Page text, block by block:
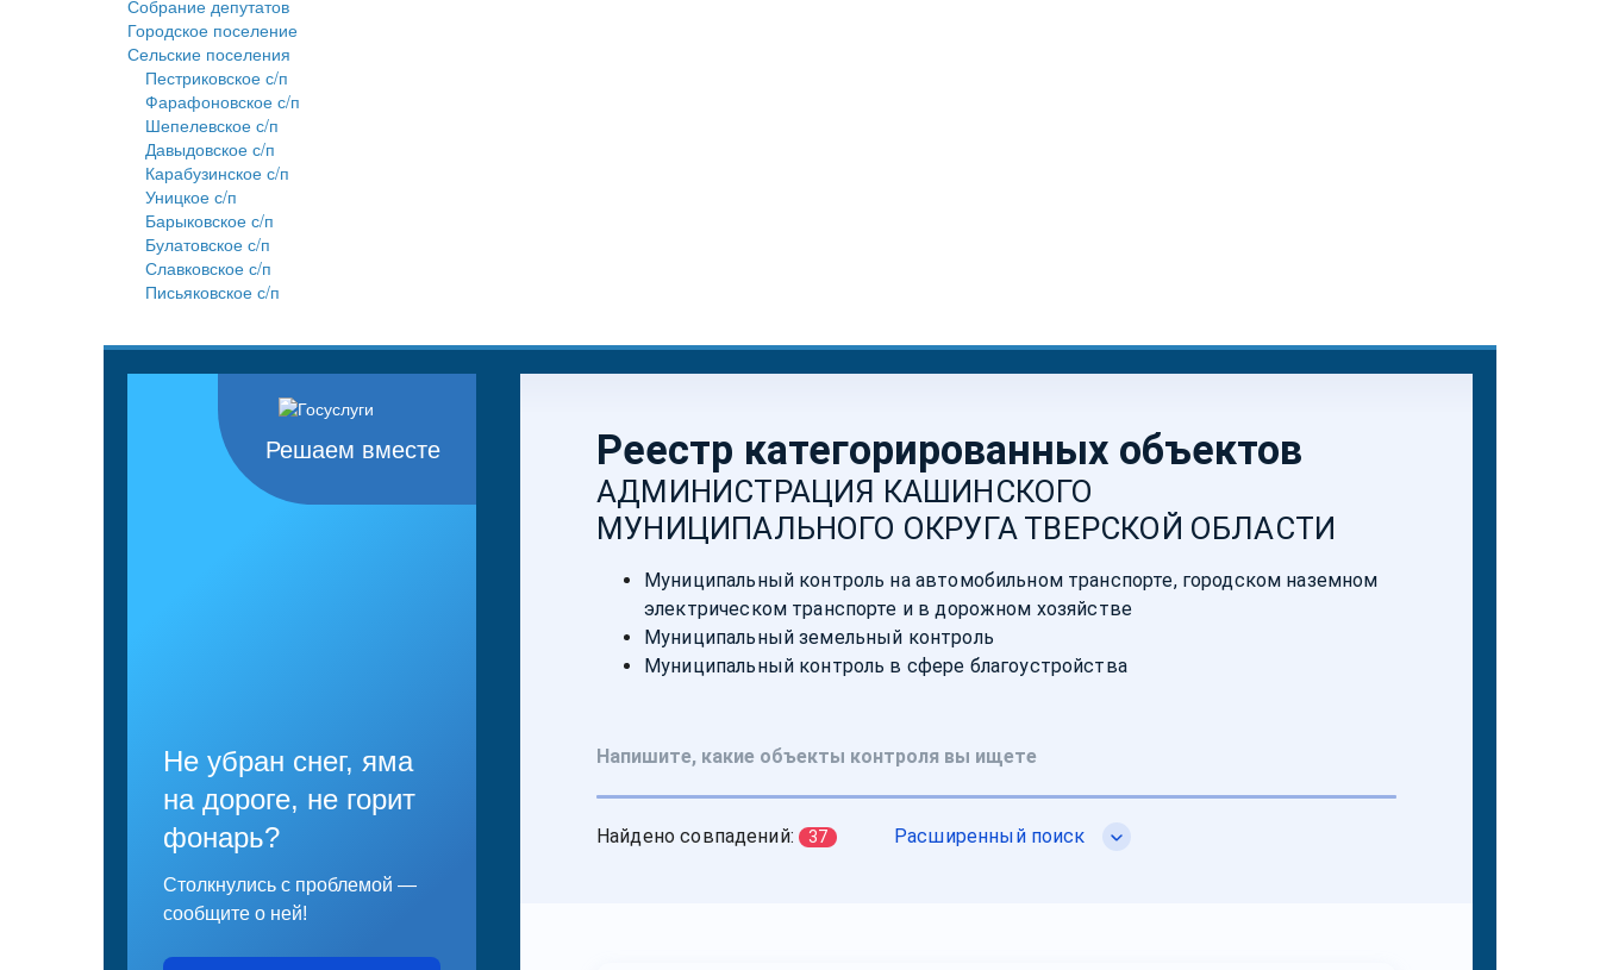
Собрание депутатов
Городское поселение
Сельские поселения
Пестриковское с/п
Фарафоновское с/п
Шепелевское с/п
Давыдовское с/п
Карабузинское с/п
Уницкое с/п
Барыковское с/п
Булатовское с/п
Славковское с/п
Письяковское с/п
Решаем вместе
Не убран снег, яма
на дороге, не горит
фонарь?
Столкнулись с проблемой —
сообщите о ней!